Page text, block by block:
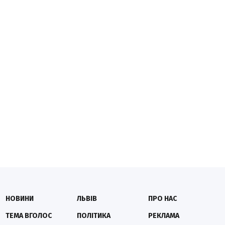
НОВИНИ
ТЕМА ВГОЛОС
ЛЬВІВ
ПОЛІТИКА
ПРО НАС
РЕКЛАМА